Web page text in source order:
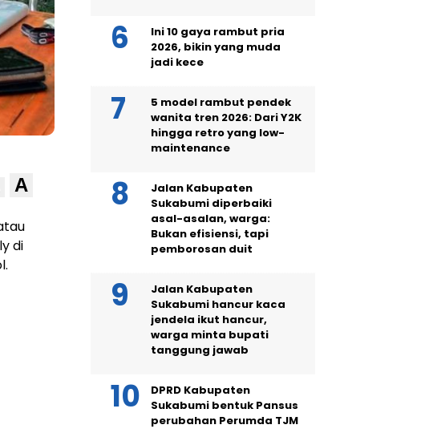
A
di
Ini 10 gaya rambut pria
2026, bikin yang muda
jadi kece
5 model rambut pendek
wanita tren 2026: Dari Y2K
hingga retro yang low-
maintenance
Jalan Kabupaten
Sukabumi diperbaiki
asal-asalan, warga:
Bukan efisiensi, tapi
pemborosan duit
Jalan Kabupaten
Sukabumi hancur kaca
jendela ikut hancur,
warga minta bupati
tanggung jawab
DPRD Kabupaten
Sukabumi bentuk Pansus
perubahan Perumda TJM